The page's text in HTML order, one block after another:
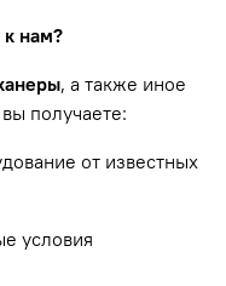
к нам?
, а также иное
получаете:
от известных
условия